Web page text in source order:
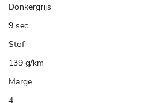
Donkergrijs
9 sec.
Stof
139 g/km
Marge
4